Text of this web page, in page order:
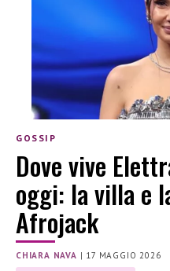
GOSSIP
Dove vive
oggi: la villa e
Afrojack
CHIARA NAVA | 17 MAGGIO 2026